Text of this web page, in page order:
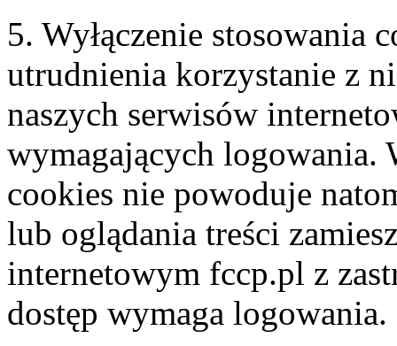
5. Wyłączenie stosowania
utrudnienia korzystanie z
naszych serwisów
wymagających logowania.
cookies nie powoduje
lub oglądania treści
internetowym fccp.pl z
dostęp wymaga logowania.